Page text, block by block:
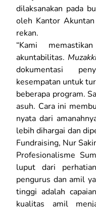
dilaksanakan pada
oleh Kantor
rekan.
“Kami
akuntabilitas.
dokumentasi
kesempatan untuk
beberapa program.
asuh. Cara ini
nyata dari
lebih dihargai dan
Fundraising, Nur
Profesionalisme
luput dari
pengurus dan amil
tinggi adalah
kualitas amil